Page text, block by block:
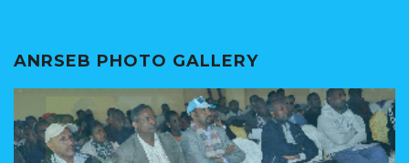
ANRSEB PHOTO GALLERY